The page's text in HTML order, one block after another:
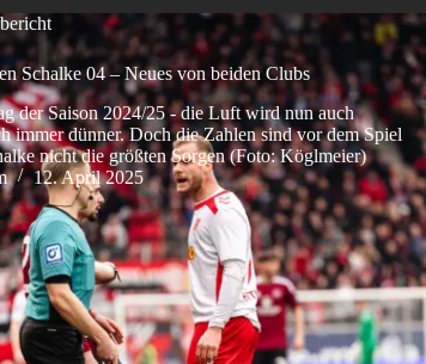
Schalke 04 – Neues von beiden Clubs
der Saison 2024/25 - die Luft wird nun auch
immer dünner. Doch die Zahlen sind vor dem Spiel
nicht die größten Sorgen (Foto: Köglmeier)
12. April 2025